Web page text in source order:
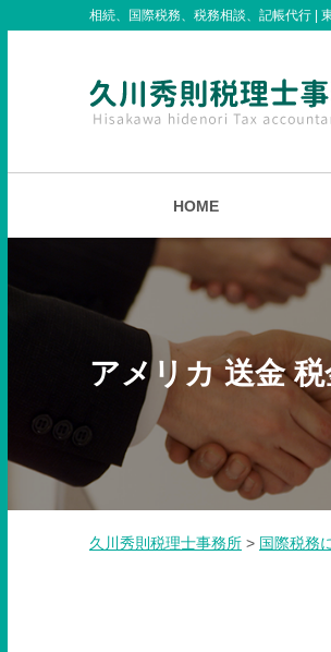
相続、国際税務、税務相談、記帳代行 |
HOME
アメリカ 送金 税
久川秀則税理士事務所 > 国際税務